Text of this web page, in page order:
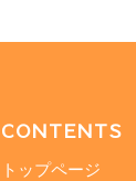
CONTENTS
トップページ